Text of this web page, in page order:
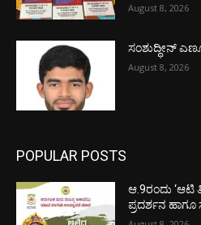
August 8, 2026
ಸಂಶುದ್ಧೀನ್
August 8, 2026
POPULAR POSTS
ಆ.9ರಂದು ‘ಆಟಿ
ಪ್ರದರ್ಶನ ಹಾಗೂ